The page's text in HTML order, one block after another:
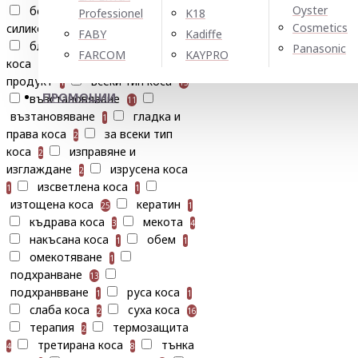
Professionel
FABY
FARCOM
K18
Kadiffe
KAYPRO
Oyster
Cosmetics
Panasonic
ПРОМОЦИИ
без парбени 2
без
силикони
2 без сулфати 10
блясък
коса
веган 5
продукт
1 всеки тип коса 13
възстановяване 11
възтановяване 1
гладка и
права коса
2
за всеки тип
коса
2
изправяне и
изглаждане
2 изрусена коса
1 изсветлена коса 1
изтощена коса 25 кератин 1
къдрава коса 3 мекота 4
накъсана коса 1 обем 1
омекотяване 1
подхранване 13
подхранвване 1 руса коса 1
слаба коса 2 суха коса 16
терапия 2 термозащита
4 третирана коса 8
тънка